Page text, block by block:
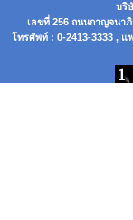
บริ
เลขที่ 256 ถนนกาญจนาภิ
โทรศัพท์ : 0-2413-3333 , แ